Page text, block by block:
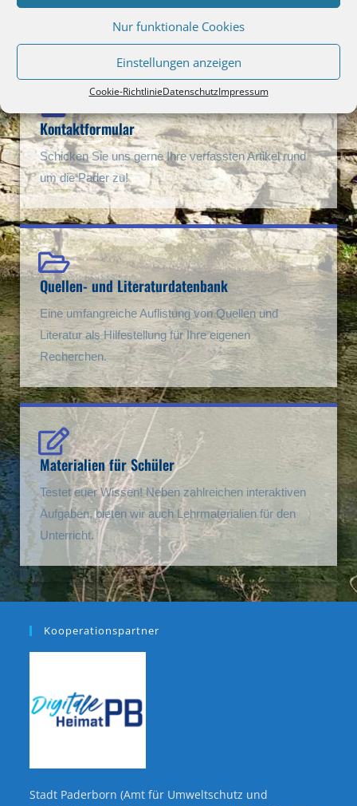
Nur funktionale Cookies
Einstellungen anzeigen
Cookie-RichtlinieDatenschutzImpressum
werden kann.
Kontaktformular
Schicken Sie uns gerne Ihre verfassten Artikel rund
um die Pader zu!
Quellen- und Literaturdatenbank
Eine umfangreiche Auflistung von Quellen und
Literatur als Hilfestellung für Ihre eigenen
Recherchen.
Materialien für Schüler
Testet euer Wissen! Neben zahlreichen interaktiven
Aufgaben, bieten wir auch Lehrmaterialien für den
Unterricht.
Kooperationspartner
Stadt Paderborn (Amt für Umweltschutz und